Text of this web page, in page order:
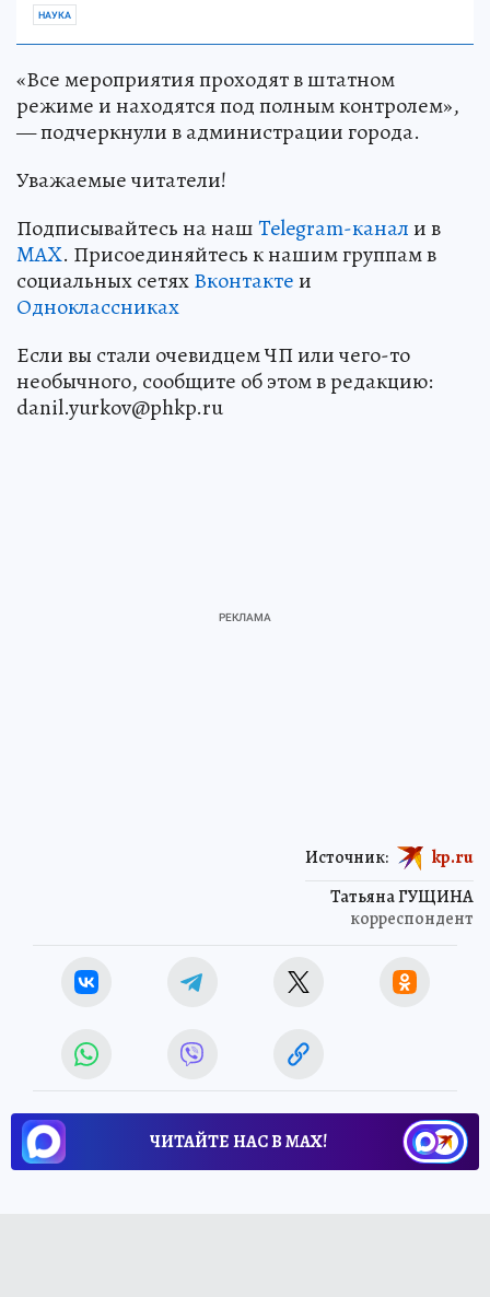
НАУКА
«Все мероприятия проходят в штатном
режиме и находятся под полным контролем»,
— подчеркнули в администрации города.
Уважаемые читатели!
Подписывайтесь на нашTelegram-канали в
MAX. Присоединяйтесь к нашим группам в
социальных сетяхВконтактеи
Одноклассниках
Если вы стали очевидцем ЧП или чего-то
необычного, сообщите об этом в редакцию:
danil.yurkov@phkp.ru
Татьяна ГУЩИНА
корреспондент
Источник: kp.ru
ЧИТАЙТЕ НАС В МАХ!